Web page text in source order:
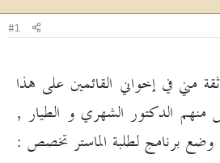
#1
مني في إخواني القائمين على هذا
منهم الدكتور الشهري و الطيار ,
وضع برنامج لطلبة الماستر تخصص :